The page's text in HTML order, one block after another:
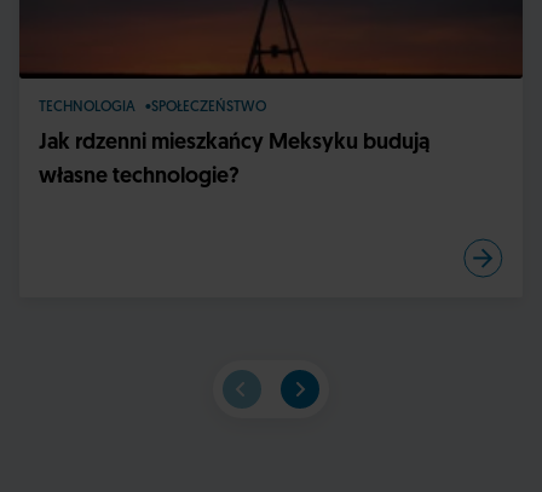
TECHNOLOGIA SPOŁECZEŃSTWO
Jak rdzenni mieszkańcy Meksyku budują
własne technologie?